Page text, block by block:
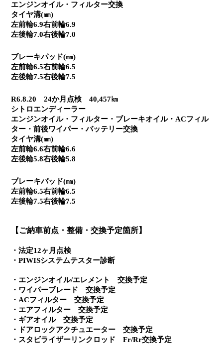
エンジンオイル・フィルター交換
タイヤ溝(㎜)
左前輪6.9右前輪6.9
左後輪7.0右後輪7.0
ブレーキパッド(㎜)
左前輪6.5右前輪6.5
左後輪7.5右後輪7.5
R6.8.20　24か月点検　40,457㎞
シトロエンディーラー
エンジンオイル・フィルター・ブレーキオイル・ACフィル
ター・前後ワイパー・バッテリー交換
タイヤ溝(㎜)
左前輪6.6右前輪6.6
左後輪5.8右後輪5.8
ブレーキパッド(㎜)
左前輪6.5右前輪6.5
左後輪7.5右後輪7.5
【ご納車前点・整備・交換予定箇所】
・法定12ヶ月点検
・PIWISシステムテスター診断
・エンジンオイル/エレメント　交換予定
・ワイパーブレード　交換予定
・ACフィルター　交換予定
・エアフィルター　交換予定
・ギアオイル　交換予定
・ドアロックアクチュエーター　交換予定
・スタビライザーリンクロッド　Fr/Rr交換予定